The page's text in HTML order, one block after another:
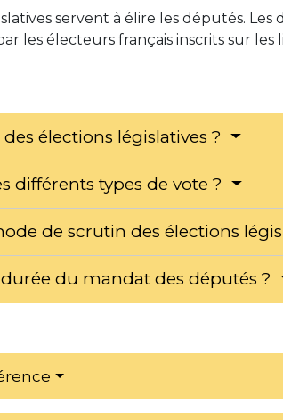
servent à élire les députés.
les électeurs français inscrits sur
élections législatives ?
différents types de vote ?
de scrutin des élections
du mandat des députés ?